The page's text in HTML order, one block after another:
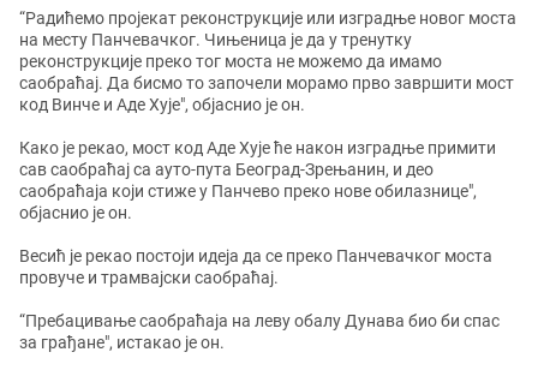
“Радићемо пројекат реконструкције или изградње новог моста
на месту Панчевачког. Чињеница је да у тренутку
реконструкције преко тог моста не можемо да имамо
саобраћај. Да бисмо то започели морамо прво завршити мост
код Винче и Аде Хује", објаснио је он.
Како је рекао, мост код Аде Хује ће након изградње примити
сав саобраћај са ауто-пута Београд-Зрењанин, и део
саобраћаја који стиже у Панчево преко нове обилазнице",
објаснио је он.
Весић је рекао постоји идеја да се преко Панчевачког моста
провуче и трамвајски саобраћај.
“Пребацивање саобраћаја на леву обалу Дунава био би спас
за грађане", истакао је он.